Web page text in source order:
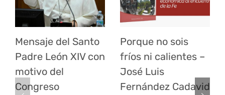
Mensaje del Santo
Padre León XIV con
motivo del
Congreso
Porque no sois
fríos ni calientes –
José Luis
Fernández Cadavid